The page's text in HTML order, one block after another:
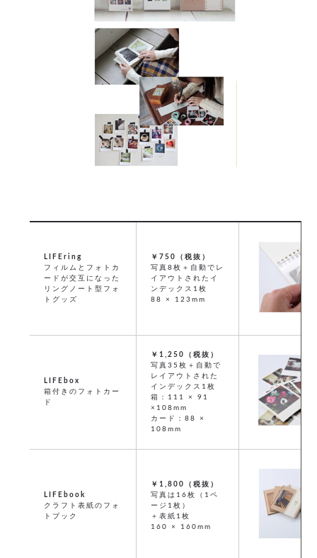
LIFEring
フィルムとフォトカ
ードが交互になった
リングノート型フォ
トグッズ
￥750（税抜）
写真8枚＋自動でレ
イアウトされたイ
ンデックス1枚
88 × 123mm
LIFEbox
箱付きのフォトカー
ド
￥1,250（税抜）
写真35枚＋自動で
レイアウトされた
インデックス1枚
箱：111 × 91
×108mm
カード：88 ×
108mm
LIFEbook
クラフト表紙のフォ
トブック
￥1,800（税抜）
写真は16枚（1ペ
ージ1枚）
＋表紙1枚
160 × 160mm